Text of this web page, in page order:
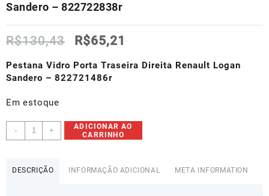
Sandero – 822722838r
R$130,43
O
original
era:
R$65,21
atual
Pestana Vidro Porta Traseira Direita Renault Logan
Sandero – 822721486r
Em estoque
-
Pestana
Porta
Direita
Renault
+
ADICIONAR AO
CARRINHO
DESCRIÇÃO INFORMAÇÃO ADICIONAL META INFORMATION